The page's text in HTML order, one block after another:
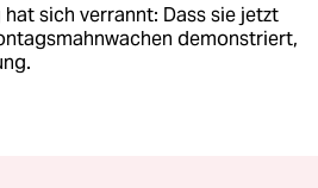
sich verrannt: Dass sie jetzt
demonstriert,